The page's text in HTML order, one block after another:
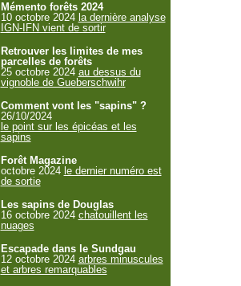
Mémento forêts 2024
10 octobre 2024 la dernière analyse
IGN-IFN vient de sortir
Retrouver les limites de mes
parcelles de forêts
25 octobre 2024 au dessus du
vignoble de Gueberschwihr
Comment vont les "sapins" ?
26/10/2024
le point sur les épicéas et les
sapins
Forêt Magazine
octobre 2024 le dernier numéro est
de sortie
Les sapins de Douglas
16 octobre 2024 chatouillent les
nuages
Escapade dans le Sundgau
12 octobre 2024 arbres minuscules
et arbres remarquables